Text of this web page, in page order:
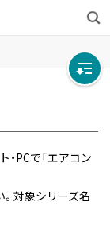
検
索
・PCで「エアコン
対象シリーズ名